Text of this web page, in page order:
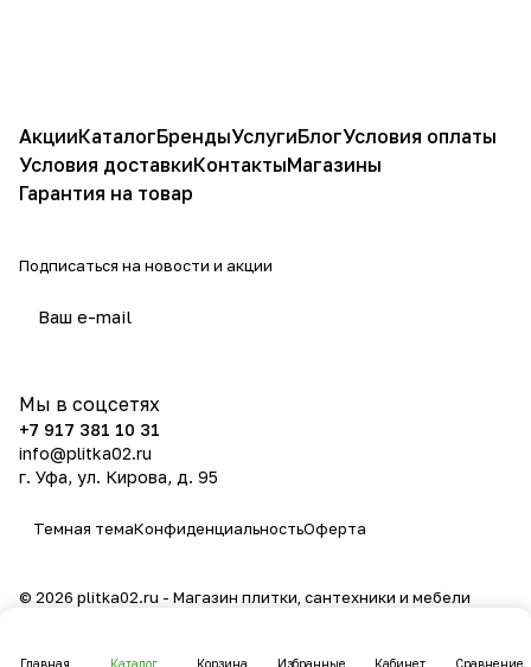
Главная Каталог Корзина Избранные Кабинет Сравнение
АкцииКаталогБрендыУслугиБлогУсловия оплаты
Условия доставкиКонтактыМагазины
Гарантия на товар
Подписаться на новости и акции
Мы в соцсетях
+7 917 381 10 31
info@plitka02.ru
г. Уфа, ул. Кирова, д. 95
Темная темаКонфиденциальностьОферта
© 2026 plitka02.ru - Магазин плитки, сантехники и мебели